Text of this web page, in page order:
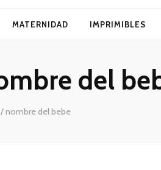
MATERNIDAD IMPRIMIBLES
del
/ nombre del bebe